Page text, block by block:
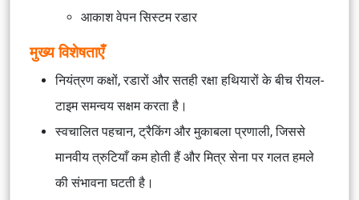
आकाश वेपन सिस्टम रडार
मुख्य विशेषताएँ
नियंत्रण कक्षों, रडारों और सतही रक्षा हथियारों के बीच रीयल-
टाइम समन्वय सक्षम करता है।
स्वचालित पहचान, ट्रैकिंग और मुकाबला प्रणाली, जिससे
मानवीय त्रुटियाँ कम होती हैं और मित्र सेना पर गलत हमले
की संभावना घटती है।